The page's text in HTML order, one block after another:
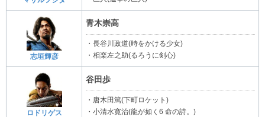
志垣輝彦
青木崇高
・長谷川政道(時をかける少女)
・相楽左之助(るろうに剣心)
ロドリゲス
谷田歩
・唐木田篤(下町ロケット)
・小清水寛治(龍が如く6 命の詩。)